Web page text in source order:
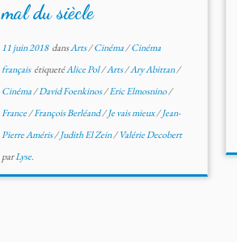
mal du siècle
11 juin 2018dansArts/Cinéma/Cinéma
français étiquetéAlice Pol/Arts/Ary Abittan/
Cinéma/David Foenkinos/Eric Elmosnino/
France/François Berléand/Je vais mieux/Jean-
Pierre Améris/Judith El Zein/Valérie Decobert
parLyse.